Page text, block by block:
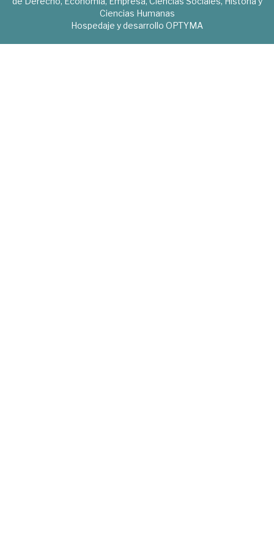
Ciencias Humanas
Hospedaje y desarrollo OPTYMA